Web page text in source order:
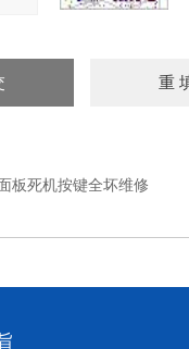
板死机按键全坏维修